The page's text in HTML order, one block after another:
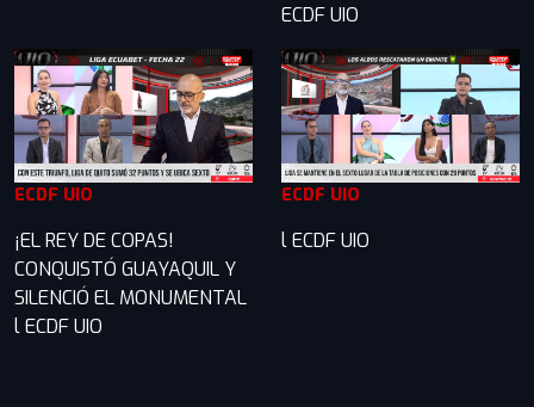
ECDF UIO
ECDF UIO
¡EL REY DE COPAS!
CONQUISTÓ GUAYAQUIL Y
SILENCIÓ EL MONUMENTAL
l ECDF UIO
ECDF UIO
l ECDF UIO